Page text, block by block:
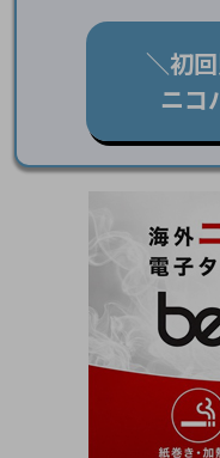
＼初
ニコ